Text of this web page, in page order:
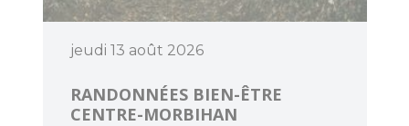
jeudi 13 août 2026
RANDONNÉES BIEN-ÊTRE
CENTRE-MORBIHAN